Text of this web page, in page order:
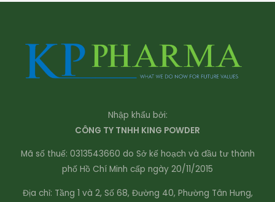
Nhập khẩu bởi:
CÔNG TY TNHH KING POWDER
Mã số thuế: 0313543660 do Sở kế hoạch và đầu tư thành
phố Hồ Chí Minh cấp ngày 20/11/2015
Địa chỉ: Tầng 1 và 2, Số 68, Đường 40, Phường Tân Hưng,